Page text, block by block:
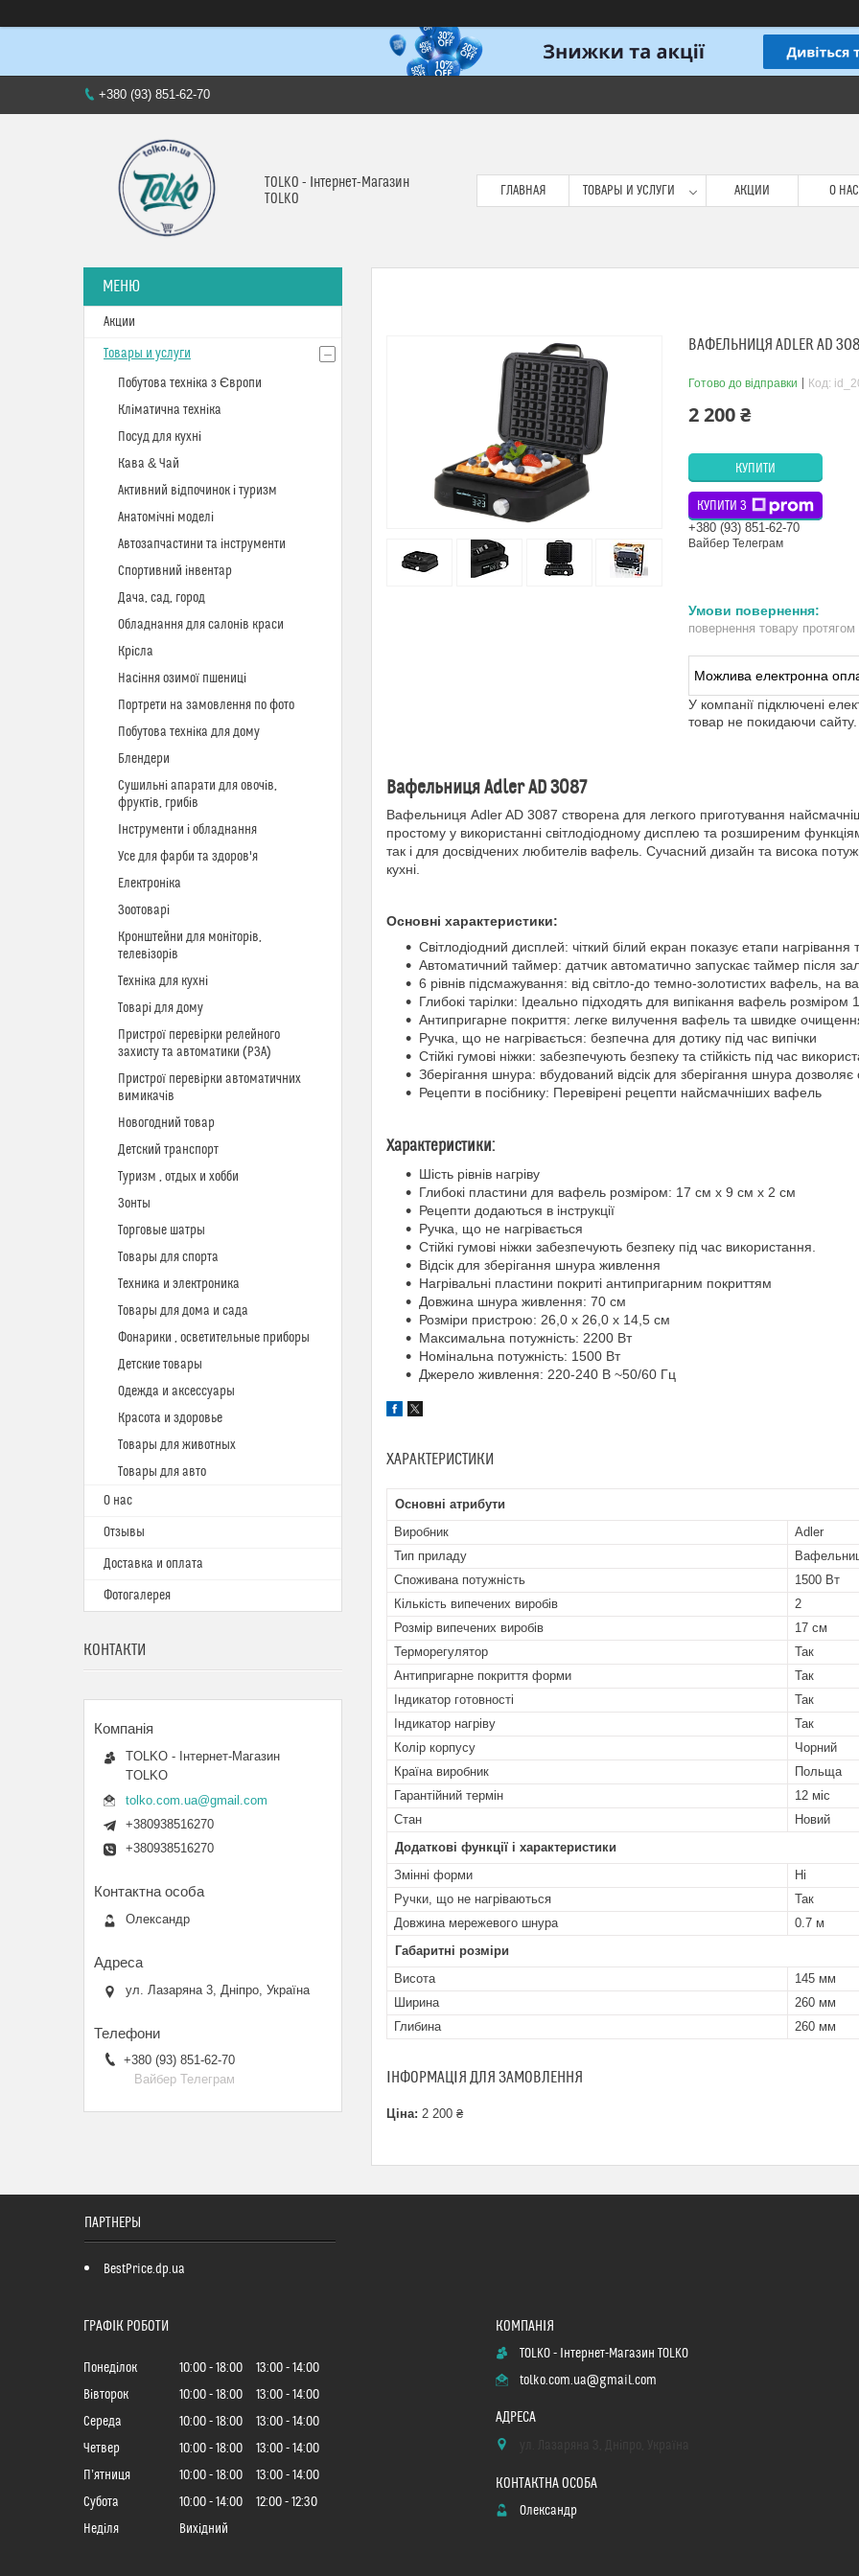
+380 (93) 851-62-70
TOLKO - Інтернет-Магазин
TOLKO
ГЛАВНАЯ ТОВАРЫ И УСЛУГИ АКЦИИ О НАС
ВАФЕЛЬНИЦЯ ADLER AD
Готово до відправки Код:
2 200 ₴
КУПИТИ
КУПИТИ З
+380 (93) 851-62-70
Вайбер Телеграм
повернення товару
У компанії підключені
товар не покидаючи сайту.
Вафельниця Adler AD 3087
Вафельниця Adler AD 3087 створена для легкого приготування
простому у використанні світлодіодному дисплею та розширеним
так і для досвідчених любителів вафель. Сучасний дизайн та висока
кухні.
Основні характеристики:
Світлодіодний дисплей: чіткий білий екран показує етапи нагрівання
Автоматичний таймер: датчик автоматично запускає таймер після
6 рівнів підсмажування: від світло-до темно-золотистих вафель, на
Глибокі тарілки: Ідеально підходять для випікання вафель
Антипригарне покриття: легке вилучення вафель та швидке
Ручка, що не нагрівається: безпечна для дотику під час випічки
Стійкі гумові ніжки: забезпечують безпеку та стійкість під час
Зберігання шнура: вбудований відсік для зберігання шнура дозволяє
Рецепти в посібнику: Перевірені рецепти найсмачніших вафель
Характеристики:
Шість рівнів нагріву
Глибокі пластини для вафель розміром: 17 см x 9 см x 2 см
Рецепти додаються в інструкції
Ручка, що не нагрівається
Стійкі гумові ніжки забезпечують безпеку під час використання.
Відсік для зберігання шнура живлення
Нагрівальні пластини покриті антипригарним покриттям
Довжина шнура живлення: 70 см
Розміри пристрою: 26,0 x 26,0 x 14,5 см
Максимальна потужність: 2200 Вт
Номінальна потужність: 1500 Вт
Джерело живлення: 220-240 В ~50/60 Гц​​​​​​​
ХАРАКТЕРИСТИКИ
Основні атрибути
Виробник
Adler
Тип приладу
Споживана потужність
1500 Вт
Кількість випечених виробів
2
Розмір випечених виробів
17 см
Терморегулятор
Так
Антипригарне покриття форми
Так
Індикатор готовності
Так
Індикатор нагріву
Так
Колір корпусу
Чорний
Країна виробник
Польща
Гарантійний термін
12 міс
Стан
Новий
Додаткові функції і характеристики
Змінні форми
Ні
Ручки, що не нагріваються
Так
Довжина мережевого шнура
0.7 м
Габаритні розміри
Висота
145 мм
Ширина
260 мм
Глибина
260 мм
ІНФОРМАЦІЯ ДЛЯ ЗАМОВЛЕННЯ
Ціна: 2 200 ₴
Акции
Товары и услуги
Побутова техніка з Європи
Кліматична техніка
Посуд для кухні
Кава & Чай
Активний відпочинок і туризм
Анатомічні моделі
Автозапчастини та інструменти
Спортивний інвентар
Дача, сад, город
Обладнання для салонів краси
Крісла
Насіння озимої пшениці
Портрети на замовлення по фото
Побутова техніка для дому
Блендери
Сушильні апарати для овочів,
фруктів, грибів
Інструменти і обладнання
Усе для фарби та здоров'я
Електроніка
Зоотоварі
Кронштейни для моніторів,
телевізорів
Техніка для кухні
Товарі для дому
Пристрої перевірки релейного
захисту та автоматики (РЗА)
Пристрої перевірки автоматичних
вимикачів
Новогодний товар
Детский транспорт
Туризм , отдых и хобби
Зонты
Торговые шатры
Товары для спорта
Техника и электроника
Товары для дома и сада
Фонарики , осветительные приборы
Детские товары
Одежда и аксессуары
Красота и здоровье
Товары для животных
Товары для авто
О нас
Отзывы
Доставка и оплата
Фотогалерея
КОНТАКТИ
TOLKO - Інтернет-Магазин
TOLKO
tolko.com.ua@gmail.com
+380938516270
+380938516270
Олександр
ул. Лазаряна 3, Дніпро, Україна
+380 (93) 851-62-70
Вайбер Телеграм
ПАРТНЕРЫ
BestPrice.dp.ua
ГРАФІК РОБОТИ
Понеділок 10:00 18:00 13:00
14:00
Вівторок
10:00 18:00 13:00
14:00
Середа
10:00 18:00 13:00
14:00
Четвер
10:00 18:00 13:00
14:00
Пʼятниця
10:00 18:00 13:00
14:00
Субота
10:00 14:00 12:00
12:30
Неділя
Вихідний
TOLKO - Інтернет-Магазин TOLKO
tolko.com.ua@gmail.com
Олександр